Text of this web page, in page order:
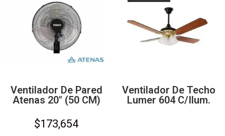
Ventilador De Pared
Atenas 20″ (50 CM)
$173,654
Ventilador De Techo
Lumer 604 C/Ilum.